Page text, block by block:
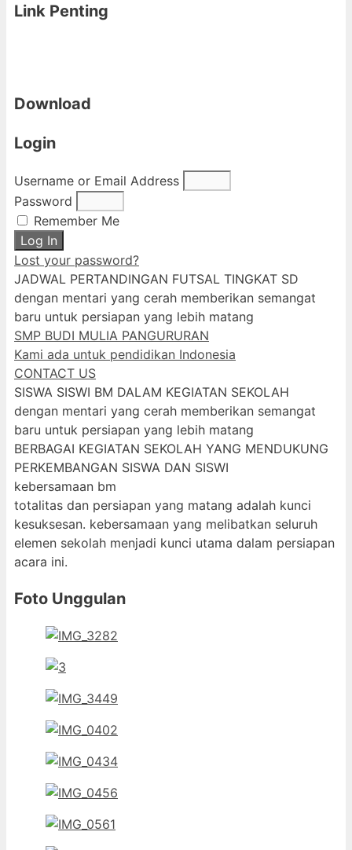
Link Penting
Download
Login
Username or Email Address
Password
Remember Me
Log In
Lost your password?
JADWAL PERTANDINGAN FUTSAL TINGKAT SD
dengan mentari yang cerah memberikan semangat
baru untuk persiapan yang lebih matang
SMP BUDI MULIA PANGURURAN
Kami ada untuk pendidikan Indonesia
CONTACT US
SISWA SISWI BM DALAM KEGIATAN SEKOLAH
dengan mentari yang cerah memberikan semangat
baru untuk persiapan yang lebih matang
BERBAGAI KEGIATAN SEKOLAH YANG MENDUKUNG
PERKEMBANGAN SISWA DAN SISWI
kebersamaan bm
totalitas dan persiapan yang matang adalah kunci
kesuksesan. kebersamaan yang melibatkan seluruh
elemen sekolah menjadi kunci utama dalam persiapan
acara ini.
Foto Unggulan